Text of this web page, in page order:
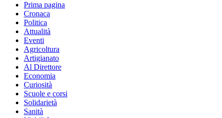
Prima pagina
Cronaca
Politica
Attualità
Eventi
Agricoltura
Artigianato
Al Direttore
Economia
Curiosità
Scuole e corsi
Solidarietà
Sanità